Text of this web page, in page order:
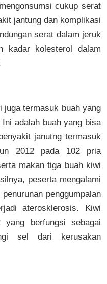
cukup serat
jantung dan komplikasi
serat dalam jeruk
kadar kolesterol dalam
juga termasuk buah yang
adalah buah yang bisa
janutng termasuk
2012 pada 102 pria
makan tiga buah kiwi
peserta mengalami
penggumpalan
aterosklerosis. Kiwi
yang berfungsi sebagai
sel dari kerusakan